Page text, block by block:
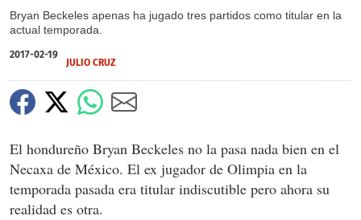
Bryan Beckeles apenas ha jugado tres partidos como titular en la
actual temporada.
2017-02-19
JULIO CRUZ
El hondureño Bryan Beckeles no la pasa nada bien en el
Necaxa de México. El ex jugador de Olimpia en la
temporada pasada era titular indiscutible pero ahora su
realidad es otra.